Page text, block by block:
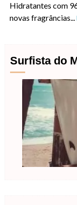
Hidratantes com
novas fragrâncias...
Surfista do